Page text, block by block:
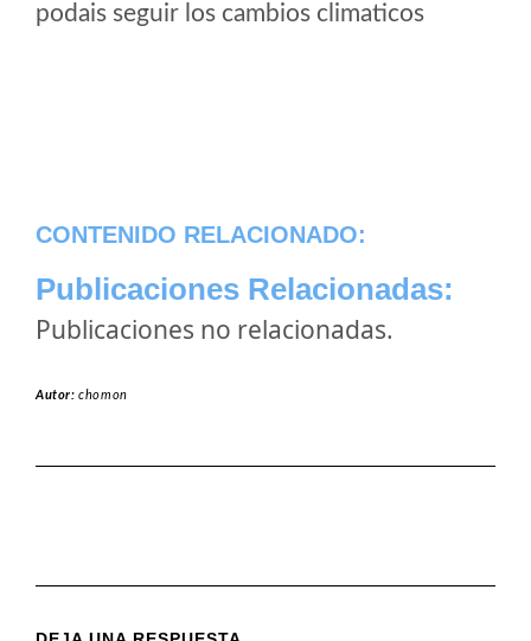
podais seguir los cambios climaticos
CONTENIDO RELACIONADO:
Publicaciones Relacionadas:
Publicaciones no relacionadas.
Autor:chomon